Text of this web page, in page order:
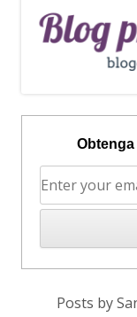
Posts by